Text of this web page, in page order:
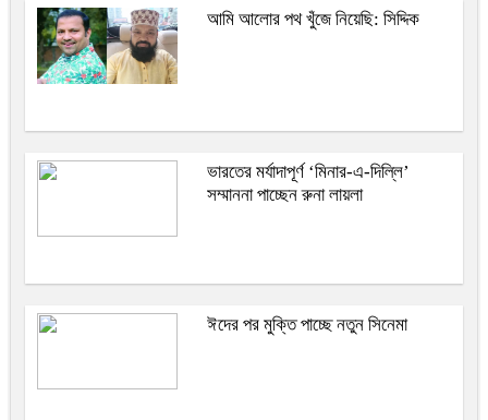
আমি আলোর পথ খুঁজে নিয়েছি: সিদ্দিক
ভারতের মর্যাদাপূর্ণ ‘মিনার-এ-দিল্লি’
সম্মাননা পাচ্ছেন রুনা লায়লা
ঈদের পর মুক্তি পাচ্ছে নতুন সিনেমা